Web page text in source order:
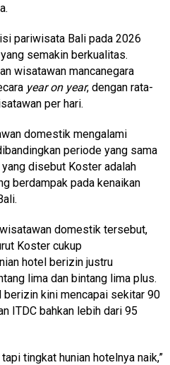
pariwisata Bali pada 2026
semakin berkualitas.
wisatawan mancanegara
year on year, dengan rata-
per hari.
domestik mengalami
periode yang sama
disebut Koster adalah
berdampak pada kenaikan
domestik tersebut,
Koster cukup
hotel berizin justru
lima dan bintang lima plus.
berizin kini mencapai sekitar 90
ITDC bahkan lebih dari 95
tingkat hunian hotelnya naik,”